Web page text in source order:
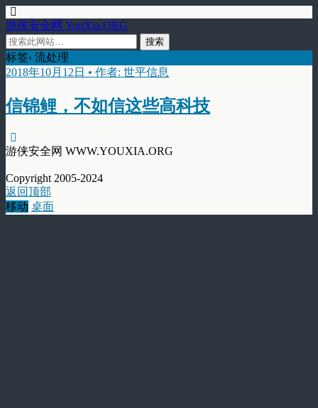
游侠安全网 YouXia.ORG
标签› 流处理
2018年10月12日 • 作者: 世平信息
信锦鲤，不如信这些高科技
游侠安全网 WWW.YOUXIA.ORG
Copyright 2005-2024
返回顶部
移动 桌面